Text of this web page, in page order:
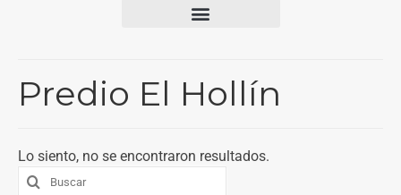
Predio El Hollín
Lo siento, no se encontraron resultados.